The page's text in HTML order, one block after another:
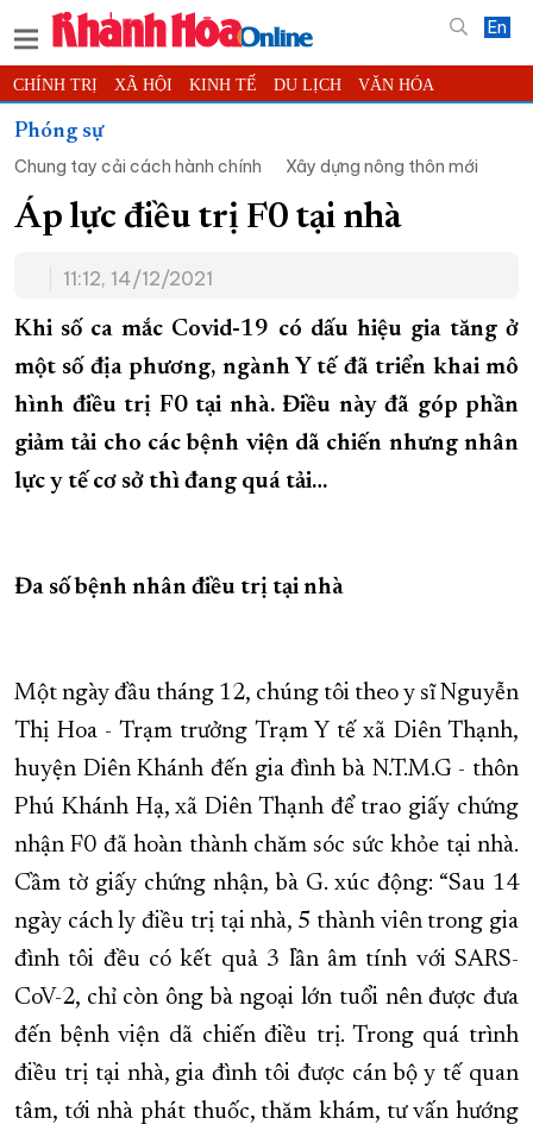
En
CHÍNH TRỊ XÃ HỘI KINH TẾ DU LỊCH VĂN HÓA
THỂ THAO
KHOA HỌC - CÔNG NGHỆ PHÁP LUẬT BẠN ĐỌC PHÓNG SỰ
THẾ GIỚI MULTIMEDIA VIDEO ĐỌC BÁO ONLINE
QUY HOẠCH TỈNH KHÁNH HÒA
TRƯỜNG SA BIỂN ĐẢO QUÊ HƯƠNG
CHUNG TAY CẢI CÁCH HÀNH CHÍNH
XÂY DỰNG NÔNG THÔN MỚI LỊCH CẮT ĐIỆN
TÀU - XE - MÁY BAY
KỶ NIỆM 370 NĂM XÂY DỰNG VÀ PHÁT TRIỂN TỈNH KHÁNH HÒA
Phóng sự
Chung tay cải cách hành chính
Xây dựng nông thôn mới
Áp lực điều trị F0 tại nhà
11:12, 14/12/2021
Khi số ca mắc Covid-19 có dấu hiệu gia tăng ở
một số địa phương, ngành Y tế đã triển khai mô
hình điều trị F0 tại nhà. Điều này đã góp phần
giảm tải cho các bệnh viện dã chiến nhưng nhân
lực y tế cơ sở thì đang quá tải…
Đa số bệnh nhân điều trị tại nhà
Một ngày đầu tháng 12, chúng tôi theo y sĩ Nguyễn
Thị Hoa - Trạm trưởng Trạm Y tế xã Diên Thạnh,
huyện Diên Khánh đến gia đình bà N.T.M.G - thôn
Phú Khánh Hạ, xã Diên Thạnh để trao giấy chứng
nhận F0 đã hoàn thành chăm sóc sức khỏe tại nhà.
Cầm tờ giấy chứng nhận, bà G. xúc động: “Sau 14
ngày cách ly điều trị tại nhà, 5 thành viên trong gia
đình tôi đều có kết quả 3 lần âm tính với SARS-
CoV-2, chỉ còn ông bà ngoại lớn tuổi nên được đưa
đến bệnh viện dã chiến điều trị. Trong quá trình
điều trị tại nhà, gia đình tôi được cán bộ y tế quan
tâm, tới nhà phát thuốc, thăm khám, tư vấn hướng